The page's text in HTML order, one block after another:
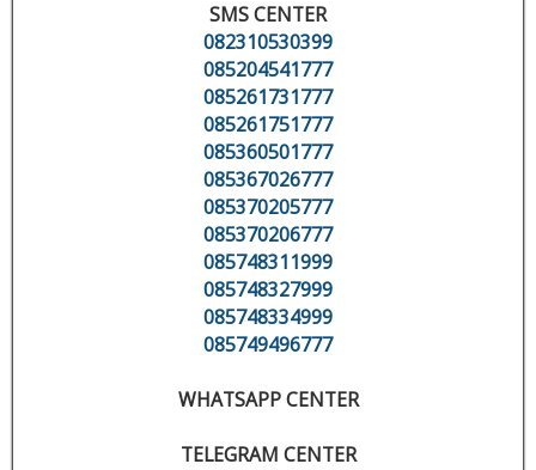
SMS CENTER
082310530399
085204541777
085261731777
085261751777
085360501777
085367026777
085370205777
085370206777
085748311999
085748327999
085748334999
085749496777
WHATSAPP CENTER
TELEGRAM CENTER